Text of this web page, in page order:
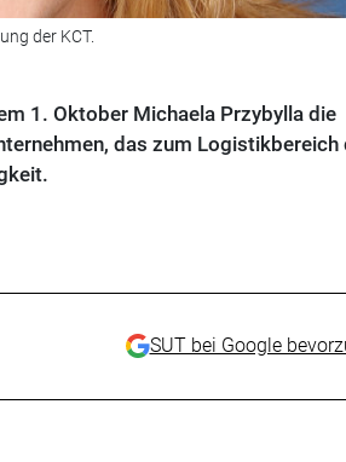
der KCT.
1. Oktober Michaela Przybylla die
das zum Logistikbereich
SUT bei Google